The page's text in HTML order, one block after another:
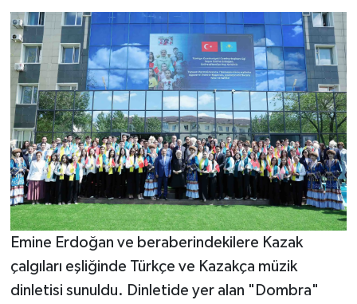
Emine Erdoğan ve beraberindekilere Kazak
çalgıları eşliğinde Türkçe ve Kazakça müzik
dinletisi sunuldu. Dinletide yer alan "Dombra"